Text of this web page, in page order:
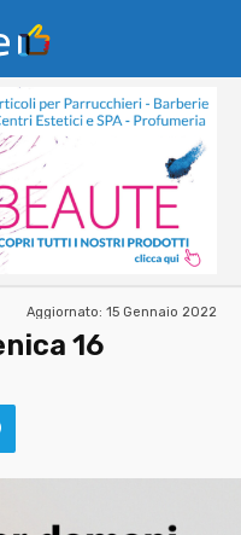
Aggiornato: 15 Gennaio 2022
16